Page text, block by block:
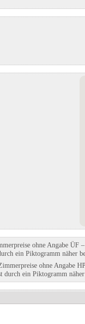
ohne Angabe ÜF
ein Piktogramm näher
ohne Angabe
ein Piktogramm näher